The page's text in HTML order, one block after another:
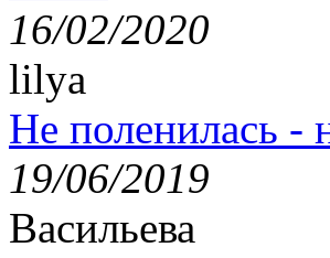
16/02/2020
lilya
Не поленилась -
19/06/2019
Васильева